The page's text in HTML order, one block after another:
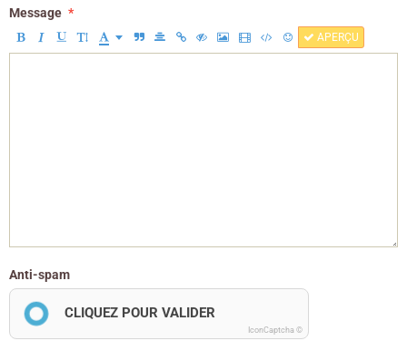
Message
APERÇU
Anti-spam
CLIQUEZ POUR VALIDER
IconCaptcha ©